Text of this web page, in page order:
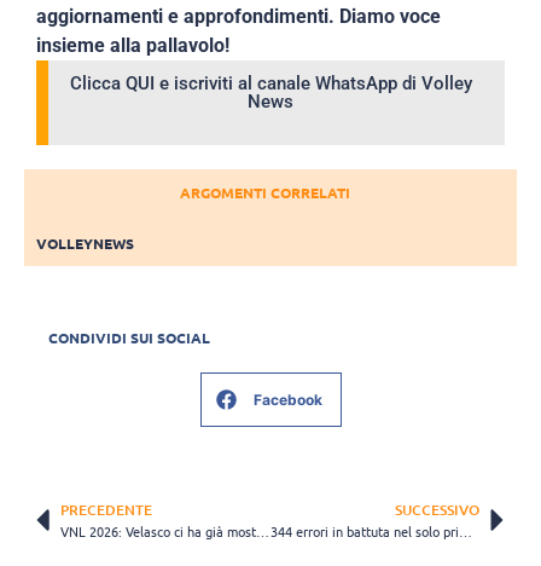
aggiornamenti e approfondimenti. Diamo voce
insieme alla pallavolo!
Clicca QUI e iscriviti al canale WhatsApp di Volley
News
ARGOMENTI CORRELATI
VOLLEYNEWS
CONDIVIDI SUI SOCIAL
Facebook
PRECEDENTE
VNL 2026: Velasco ci ha già mostrato il potenziale (non banale) delle 8 sostituzioni
SUCCESSIVO
344 errori in battuta nel solo primo giorno di VNL maschile. Male male…